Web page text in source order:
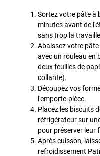
Sortez votre pâte à
minutes avant de
sans trop la
Abaissez votre
avec un rouleau en
deux feuilles de
collante).
Découpez vos
l'emporte-pièce.
Placez les biscuits
réfrigérateur sur
pour préserver leur
Après cuisson,
refroidissement